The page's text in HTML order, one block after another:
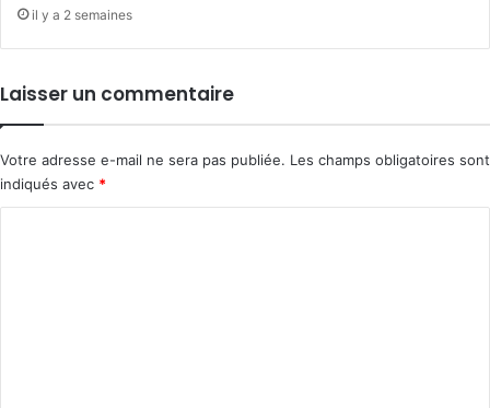
il y a 2 semaines
Laisser un commentaire
Votre adresse e-mail ne sera pas publiée. Les champs obligatoires sont
indiqués avec *